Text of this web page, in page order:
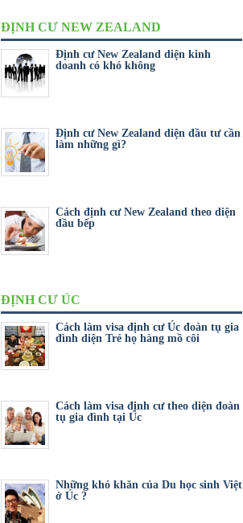
ĐỊNH CƯ NEW ZEALAND
Định cư New Zealand diện kinh
doanh có khó không
Định cư New Zealand diện đầu tư cần
làm những gì?
Cách định cư New Zealand theo diện
đầu bếp
ĐỊNH CƯ ÚC
Cách làm visa định cư Úc đoàn tụ gia
đình diện Trẻ họ hàng mồ côi
Cách làm visa định cư theo diện đoàn
tụ gia đình tại Úc
Những khó khăn của Du học sinh Việt
ở Úc ?